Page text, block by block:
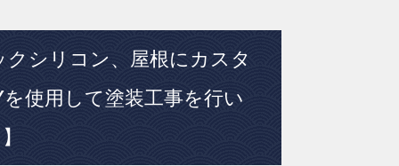
シリコン、屋根にカスタ
使用して塗装工事を行い